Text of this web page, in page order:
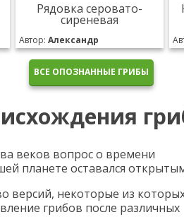
Рядовка серовато-
сиреневая
Автор: Александр
ВСЕ ОПОЗНАННЫЕ ГРИБЫ
веков вопрос о времени
планете оставался
версий, некоторые из
грибов после различных